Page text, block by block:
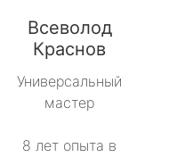
Всеволод
Краснов
Универсальный
мастер
8 лет опыта в